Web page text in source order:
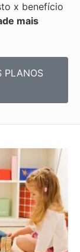
x benefício
mais
PLANOS